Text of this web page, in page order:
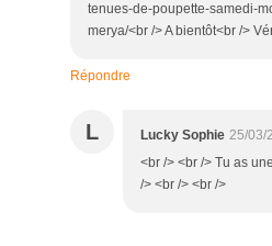
tenues-de-poupette-samedi-
merya/<br /> A bientôt<br />
Répondre
L Lucky Sophie 25/03/
<br /> <br /> Tu as
/> <br /> <br />